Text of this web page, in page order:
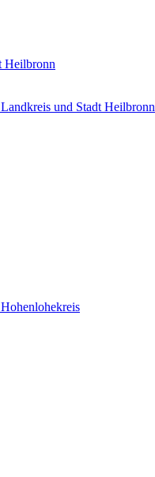
Heilbronn
und Stadt Heilbronn